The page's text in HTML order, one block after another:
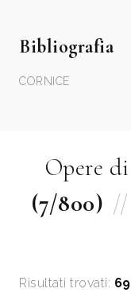
Bibliografia
CORNICE
Opere di
(7/800) //
Risultati trovati: 69